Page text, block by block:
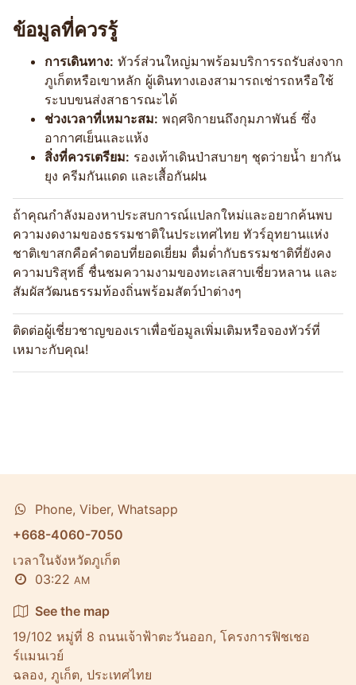
ข้อมูลที่ควรรู้
การเดินทาง: ทัวร์ส่วนใหญ่มาพร้อมบริการรถรับส่งจาก
ภูเก็ตหรือเขาหลัก ผู้เดินทางเองสามารถเช่ารถหรือใช้
ระบบขนส่งสาธารณะได้
ช่วงเวลาที่เหมาะสม: พฤศจิกายนถึงกุมภาพันธ์ ซึ่ง
อากาศเย็นและแห้ง
สิ่งที่ควรเตรียม: รองเท้าเดินป่าสบายๆ ชุดว่ายน้ำ ยากัน
ยุง ครีมกันแดด และเสื้อกันฝน
ถ้าคุณกำลังมองหาประสบการณ์แปลกใหม่และอยากค้นพบ
ความงดงามของธรรมชาติในประเทศไทย ทัวร์อุทยานแห่ง
ชาติเขาสกคือคำตอบที่ยอดเยี่ยม ดื่มด่ำกับธรรมชาติที่ยังคง
ความบริสุทธิ์ ชื่นชมความงามของทะเลสาบเชี่ยวหลาน และ
สัมผัสวัฒนธรรมท้องถิ่นพร้อมสัตว์ป่าต่างๆ
ติดต่อผู้เชี่ยวชาญของเราเพื่อข้อมูลเพิ่มเติมหรือจองทัวร์ที่
เหมาะกับคุณ!
Phone, Viber, Whatsapp
+668-4060-7050
เวลาในจังหวัดภูเก็ต
03:22 AM
See the map
19/102 หมู่ที่ 8 ถนนเจ้าฟ้าตะวันออก, โครงการฟิชเชอ
ร์เเมนเวย์
ฉลอง, ภูเก็ต, ประเทศไทย